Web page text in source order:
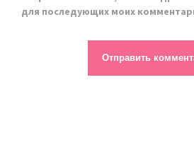
для последующих моих